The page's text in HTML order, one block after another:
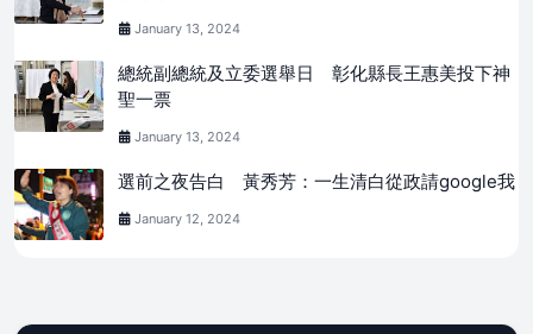
January 13, 2024
總統副總統及立委選舉日 彰化縣長王惠美投下神
聖一票
January 13, 2024
選前之夜告白 黃秀芳：一生清白從政請google我
January 12, 2024